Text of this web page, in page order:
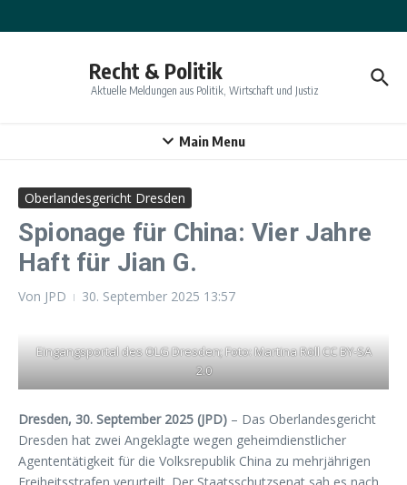
Recht & Politik
Aktuelle Meldungen aus Politik, Wirtschaft und Justiz
Main Menu
Oberlandesgericht Dresden
Spionage für China: Vier Jahre
Haft für Jian G.
Von JPD 30. September 2025 13:57
Eingangsportal des OLG Dresden; Foto: Martina Röll CC BY-SA
2.0
Dresden, 30. September 2025 (JPD) – Das Oberlandesgericht
Dresden hat zwei Angeklagte wegen geheimdienstlicher
Agententätigkeit für die Volksrepublik China zu mehrjährigen